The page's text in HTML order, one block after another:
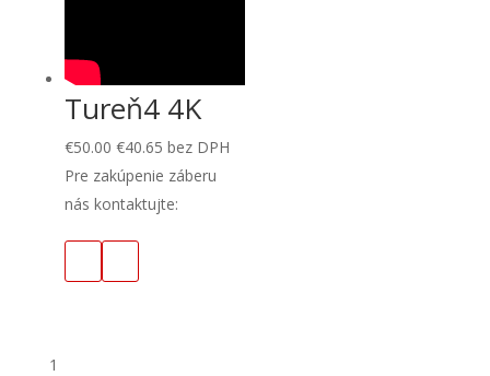
Tureň4 4K
€50.00 €40.65 bez DPH
Pre zakúpenie záberu
nás kontaktujte:
1